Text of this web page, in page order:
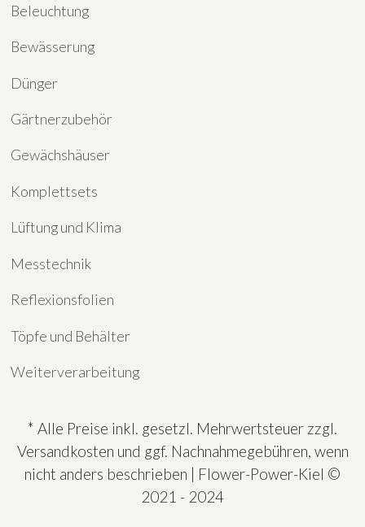
Beleuchtung
Bewässerung
Dünger
Gärtnerzubehör
Gewächshäuser
Komplettsets
Lüftung und Klima
Messtechnik
Reflexionsfolien
Töpfe und Behälter
Weiterverarbeitung
* Alle Preise inkl. gesetzl. Mehrwertsteuer zzgl.
Versandkosten und ggf. Nachnahmegebühren, wenn
nicht anders beschrieben | Flower-Power-Kiel ©
2021 - 2024